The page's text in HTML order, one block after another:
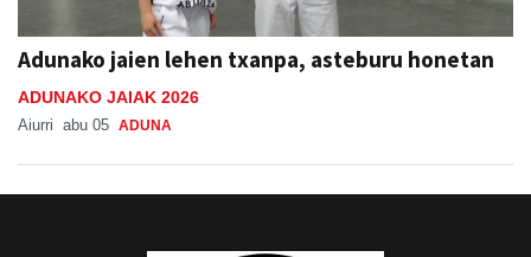
Adunako jaien lehen txanpa, asteburu honetan
ADUNAKO JAIAK 2026
Aiurri abu 05 ADUNA